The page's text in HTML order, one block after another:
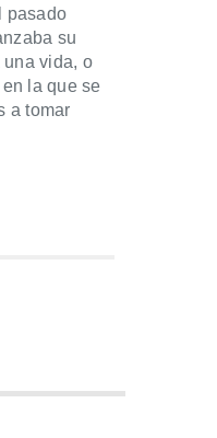
pasado
su
una vida, o
la que se
a tomar